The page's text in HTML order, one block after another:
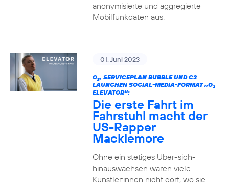
anonymisierte und aggregierte
Mobilfunkdaten aus.
01. Juni 2023
O2, SERVICEPLAN BUBBLE UND C3
LAUNCHEN SOCIAL-MEDIA-FORMAT „O2
ELEVATOR“:
Die erste Fahrt im
Fahrstuhl macht der
US-Rapper
Macklemore
Ohne ein stetiges Über-sich-
hinauswachsen wären viele
Künstler:innen nicht dort, wo sie